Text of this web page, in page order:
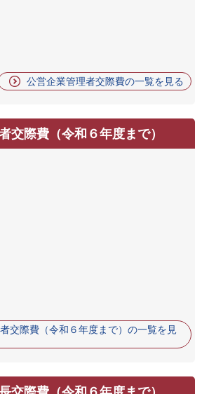
公営企業管理者交際費の一覧を見る
交際費（令和６年度まで）
交際費（令和６年度まで）の一覧を見